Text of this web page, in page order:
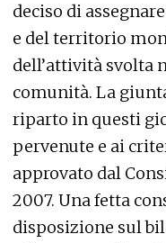
deciso di
e del territorio
dell’attività svolta
comunità. La
riparto in questi
pervenute e ai
approvato dal
2007. Una fetta
disposizione sul